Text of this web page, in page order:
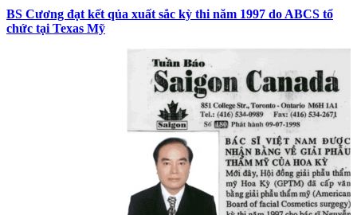
BS Cương đạt kết qủa xuất sắc kỳ thi năm 1997 do ABCS tổ
chức tại Texas Mỹ